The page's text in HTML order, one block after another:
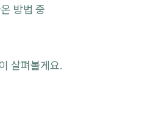
방법 중
살펴볼게요.